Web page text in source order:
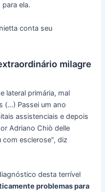
ela.
conta seu
milagre
lateral primária, mal
(…) Passei um ano
assistenciais e depois
Adriano Chiò delle
esclerose”, diz
desta terrível
problemas para